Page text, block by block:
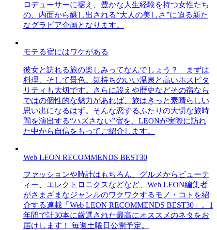
ロデューサーに据え、豊かな人生経験を持つ女性たち
の、内面から醸し出される“大人の美しさ”に迫る新た
なグラビア企画となります。
モテる宿にはワケがある
彼女と訪れる旅の楽しみってなんでしょう？ まずは
料理、そして景色。気持ちのいい温泉と高いホスピタ
リティも大切です。さらに設えや歴史などその宿なら
ではの個性的な魅力があれば、旅はきっと素晴らしい
思い出になるはず。そんな恋するふたりの大切な旅時
間を演出する“ハズさない”宿を、LEONが実際に訪れ
た中から自信をもってご紹介します。
Web LEON RECOMMENDS BEST30
ファッションや時計はもちろん、グルメからビューテ
ィー、エレクトロニクスなどなど、Web LEON編集者
がさまざまなジャンルのワクワクするモノ・コトを紹
介する連載「Web LEON RECOMMENDS BEST30」。1
年間で計30本に厳選された最高にオススメのネタをお
届けします！ 毎週土曜日公開予定。